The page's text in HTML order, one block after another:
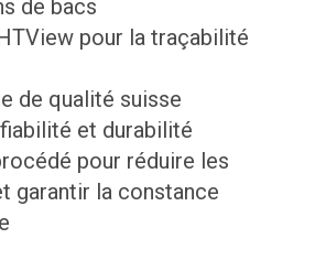
de bacs
pour la traçabilité
de qualité suisse
et durabilité
pour réduire les
garantir la constance